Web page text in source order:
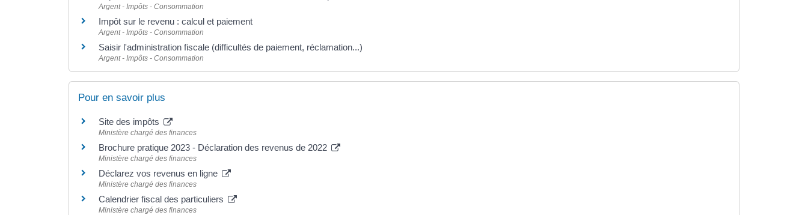
Argent - Impôts - Consommation
Impôt sur le revenu : calcul et paiement
Argent - Impôts - Consommation
Saisir l'administration fiscale (difficultés de paiement, réclamation...)
Argent - Impôts - Consommation
Pour en savoir plus
Site des impôts
Ministère chargé des finances
Brochure pratique 2023 - Déclaration des revenus de 2022
Ministère chargé des finances
Déclarez vos revenus en ligne
Ministère chargé des finances
Calendrier fiscal des particuliers
Ministère chargé des finances